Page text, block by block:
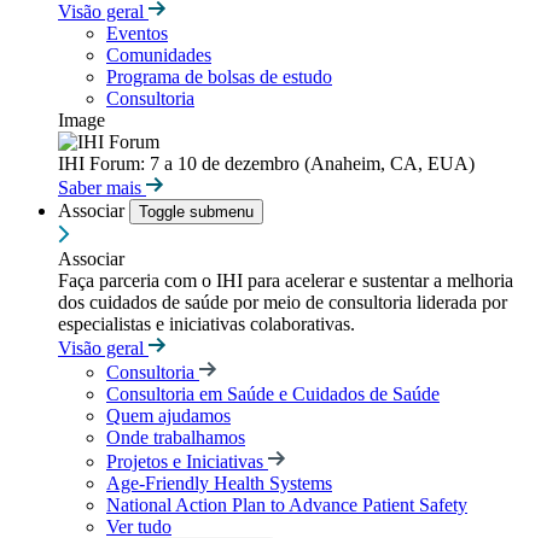
Visão geral
Eventos
Comunidades
Programa de bolsas de estudo
Consultoria
Image
IHI Forum: 7 a 10 de dezembro (Anaheim, CA, EUA)
Saber mais
Associar
Toggle submenu
Associar
Faça parceria com o IHI para acelerar e sustentar a melhoria
dos cuidados de saúde por meio de consultoria liderada por
especialistas e iniciativas colaborativas.
Visão geral
Consultoria
Consultoria em Saúde e Cuidados de Saúde
Quem ajudamos
Onde trabalhamos
Projetos e Iniciativas
Age-Friendly Health Systems
National Action Plan to Advance Patient Safety
Ver tudo